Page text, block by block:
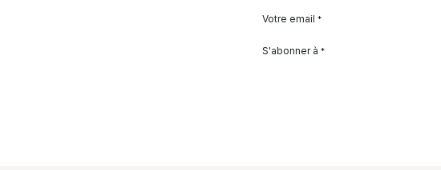
Votre email *
S'abonner à *